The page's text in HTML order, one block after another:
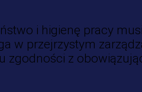
i higienę pracy
w przejrzystym
zgodności z